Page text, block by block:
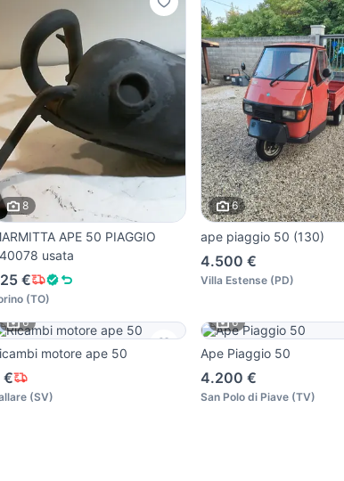
8
APE 50 PIAGGIO
usata
€
(TO)
6
ape piaggio 50 (130)
4.500 €
Villa Estense(PD)
6
motore ape 50
€
(SV)
6
Ape Piaggio 50
4.200 €
San Polo di Piave(TV)